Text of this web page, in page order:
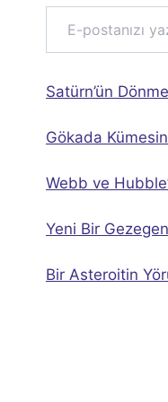
E-postanızı yazın…
Satürn’ün
Gökada
Webb ve
Yeni Bir
Bir Asteroitin